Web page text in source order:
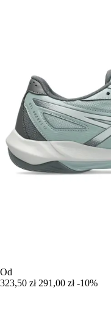
Od
323,50 zł 291,00 zł -10%